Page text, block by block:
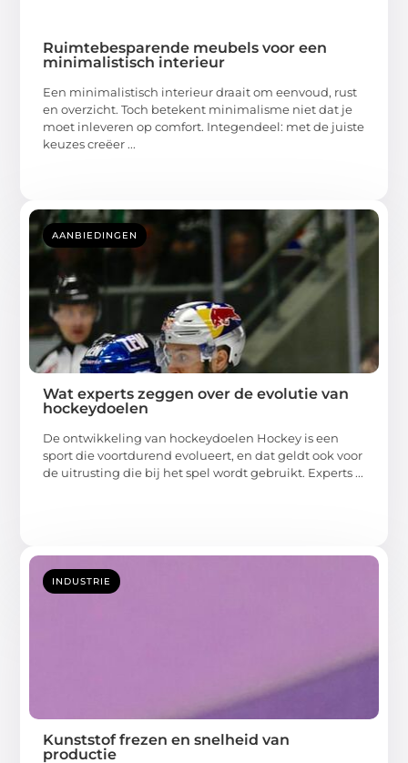
Ruimtebesparende meubels voor een
minimalistisch interieur
en overzicht. Toch betekent minimalisme niet dat je
moet inleveren op comfort. Integendeel: met de juiste
keuzes creëer ...
AANBIEDINGEN
Wat experts zeggen over de evolutie van
hockeydoelen
sport die voortdurend evolueert, en dat geldt ook voor
de uitrusting die bij het spel wordt gebruikt. Experts ...
INDUSTRIE
Kunststof frezen en snelheid van
productie